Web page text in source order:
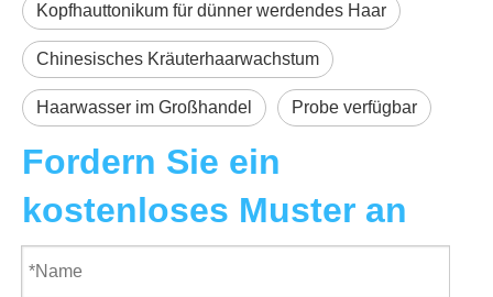
Kopfhauttonikum für dünner werdendes Haar
Chinesisches Kräuterhaarwachstum
Haarwasser im Großhandel Probe verfügbar
Fordern Sie ein
kostenloses Muster an